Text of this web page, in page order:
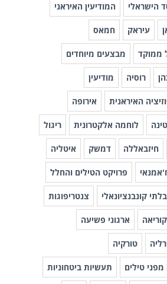
הישראלי המודיעין האיראני
עיראק חמאס
ממוקד מבצעים מיוחדים
רוסיה מודיעין
האיראנית אירופה
לוחמה אלקטרונית ריגול
חיזבאללה דמשק איטליה
פרויקט הטילים והחלל
קונבנציונאלי צנטריפוגות
ארגוני פשיעה
טורקיה
טילים תעשיות ביטחוניות